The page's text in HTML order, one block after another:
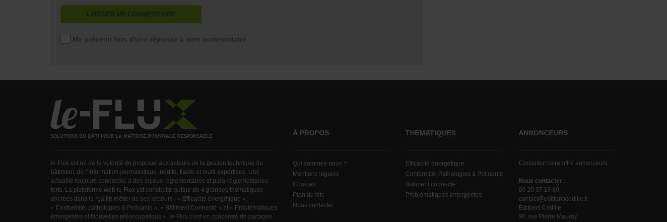
Me prévenir lors d'une réponse à mon commentaire
SOLUTIONS DU BÂTI POUR LA MAÎTRISE D'OUVRAGE RESPONSABLE
le-Flux est né de la volonté de proposer aux acteurs de la gestion technique du
bâtiment, de l’information journalistique inédite, fiable et multi-expertises. Une
actualité toujours connectée à des enjeux règlementaires et para-réglementaires
forts. La plateforme web le-Flux est construite autour de 4 grandes thématiques
ancrées dans la réalité métier de ses lecteurs : « Efficacité énergétique »,
« Conformité, pathologies & Polluants », « Bâtiment Connecté » et « Problématiques
émergentes et Nouvelles préoccupations ». le-Flux c’est un concentré de partages
À PROPOS
Qui sommes-nous ?
Mentions légales
Cookies
Plan du site
Nous contacter
THÉMATIQUES
Efficacité énergétique
Conformité, Pathologies & Polluants
Batiment connecté
Problématiques émergentes
ANNONCEURS
Consulter notre offre annonceurs
Nous contacter :
03 20 37 13 89
contact@editionscedille.fr
Editions Cédille
90, rue Pierre Mauroy